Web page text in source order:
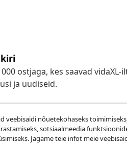
ostjaga, kes saavad
ja uudiseid.
kohta tagastamissoov.
veebisaidi nõuetekohaseks
sotsiaalmeedia
Jagame teie infot meie